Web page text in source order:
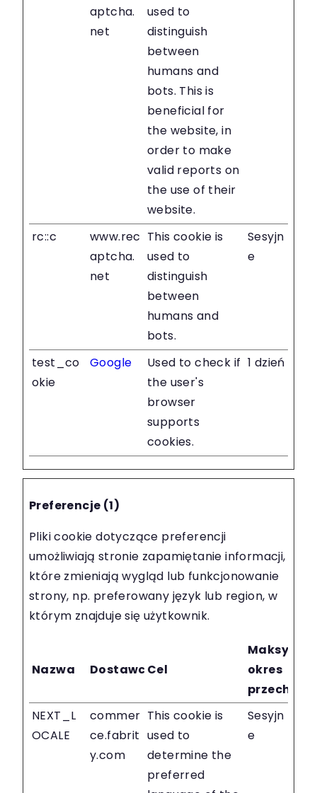
aptcha.
net
used to
distinguish
between
humans and
bots. This is
beneficial for
the website, in
order to make
valid reports on
the use of their
website.
rc::c
www.rec
aptcha.
net
This cookie is
used to
distinguish
between
humans and
bots.
Sesyjn
e
test_co
okie
Google
Used to check if
the user's
browser
supports
cookies.
1 dzień
Preferencje (1)
Pliki cookie dotyczące preferencji
umożliwiają stronie zapamiętanie informacji,
które zmieniają wygląd lub funkcjonowanie
strony, np. preferowany język lub region, w
którym znajduje się użytkownik.
Nazwa DostawcaCel
okres
NEXT_L
OCALE
commer
ce.fabrit
y.com
This cookie is
used to
determine the
preferred
Sesyjn
e